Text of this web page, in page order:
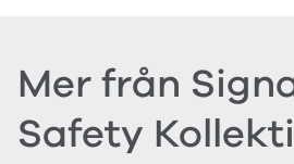
Mer från
Safety